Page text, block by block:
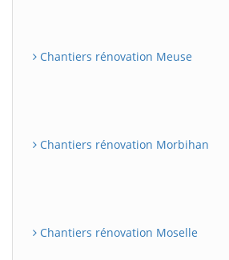
Chantiers rénovation Meuse
Chantiers rénovation Morbihan
Chantiers rénovation Moselle